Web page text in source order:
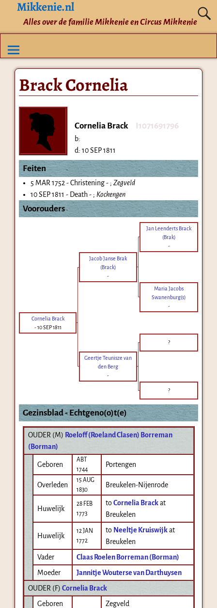
Mikkenie.nl
Alles over de familie Mikkenie en Circus Mikkenie
Brack Cornelia
Cornelia Brack I1071691796
b:
d: 10 SEP 1811
Feiten
5 MAR 1752 - Christening - ; Zegveld
10 SEP 1811 - Death - ; Kockengen
Voorouders
Jan Leenderts Brack
(Brak)
-
Jacob Janse Brak
(Brack)
-
Maria Jacobs
Swanenburg(s)
-
Cornelia Brack
-10 SEP 1811
?
Geertje Teunisze van
den Berg
-
?
Gezinsblad - Echtgeno(o)t(e)
OUDER (M) Roeloff (Roeland Clasen) Borreman
(Borman)
Geboren
ABT
1744
Portengen
Overleden
15 AUG
1830
Breukelen-Nijenrode
Huwelijk
28 FEB
1773
toCornelia Brack at
Breukelen
Huwelijk
12 JAN
1772
to Neeltje Kruiswijk at
Breukelen
Vader
Claas Roelen Borreman (Borman)
Moeder
Jannitje Wouterse van Darthuysen
OUDER (F) Cornelia Brack
Geboren
Zegveld